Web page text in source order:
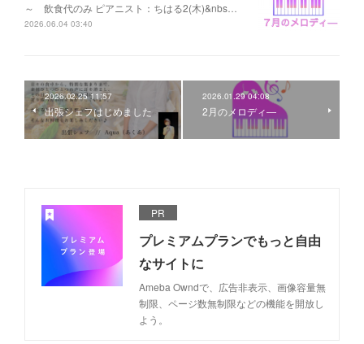
～ 飲食代のみ ピアニスト：ちはる2(木)&nbs…
2026.06.04 03:40
2026.02.25 11:57
出張シェフはじめました
2026.01.29 04:08
2月のメロディ―
PR
プレミアムプランでもっと自由
なサイトに
Ameba Owndで、広告非表示、画像容量無
制限、ページ数無制限などの機能を開放し
よう。